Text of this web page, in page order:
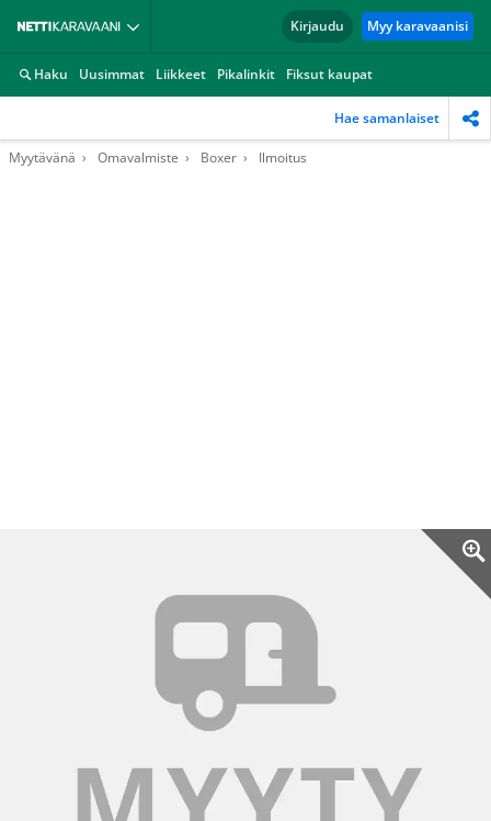
Kirjaudu Myy karavaanisi
Haku Uusimmat Liikkeet Pikalinkit Fiksut kaupat
Hae samanlaiset
Myytävänä Omavalmiste Boxer Ilmoitus